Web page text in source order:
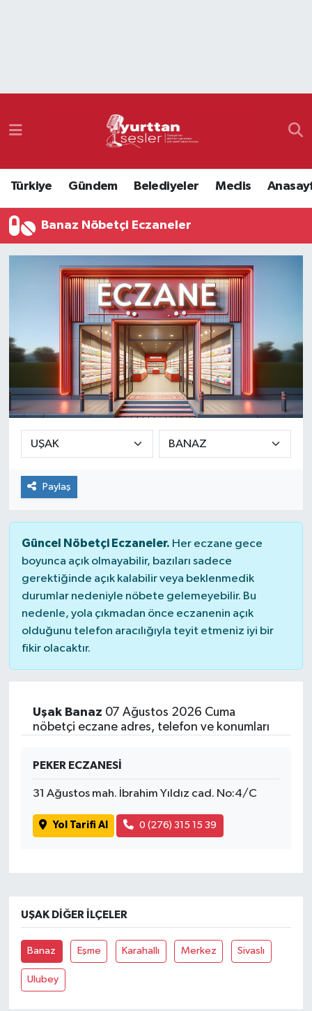
Türkiye Gündem Belediyeler Meclis
Banaz Nöbetçi Eczaneler
Paylaş
Güncel Nöbetçi Eczaneler. Her eczane gece
boyunca açık olmayabilir, bazıları sadece
gerektiğinde açık kalabilir veya beklenmedik
durumlar nedeniyle nöbete gelemeyebilir. Bu
nedenle, yola çıkmadan önce eczanenin açık
olduğunu telefon aracılığıyla teyit etmeniz iyi bir
fikir olacaktır.
Uşak Banaz 07 Ağustos 2026 Cuma
nöbetçi eczane adres, telefon ve konumları
PEKER ECZANESİ
31 Ağustos mah. İbrahim Yıldız cad. No:4/C
Yol Tarifi Al 0 (276) 315 15 39
UŞAK DIĞER İLÇELER
Banaz Eşme Karahallı Merkez Sivaslı
Ulubey
Namaz Vakitleri
Süper Lig Puan Durumu ve Fikstür
Tüm Manşetler
Son Dakika Haberleri
Haber Arşivi